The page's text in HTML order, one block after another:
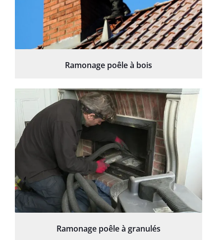
Ramonage poêle à bois
Ramonage poêle à granulés